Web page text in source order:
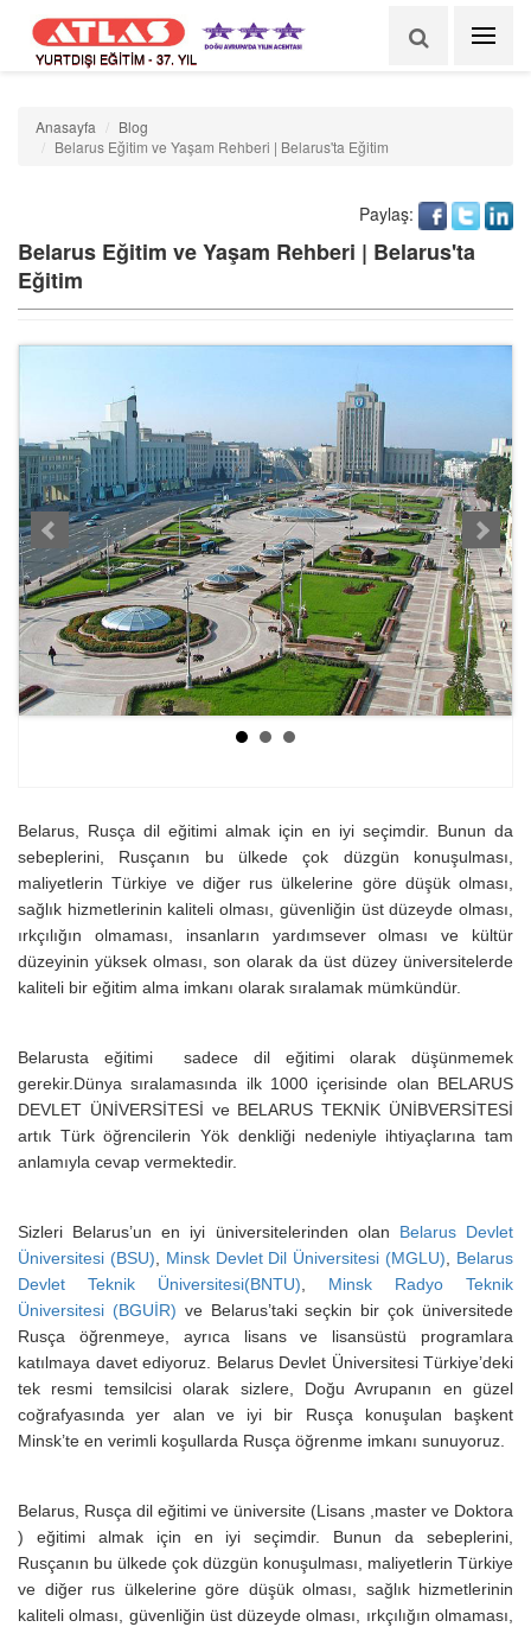
YURTDIŞI EĞİTİM - 37. YIL
Anasayfa
Blog
Belarus Eğitim ve Yaşam Rehberi | Belarus'ta Eğitim
Belarus Eğitim ve Yaşam Rehberi | Belarus'ta
Eğitim
Paylaş:
Belarus, Rusça dil eğitimi almak için en iyi seçimdir. Bunun da
sebeplerini, Rusçanın bu ülkede çok düzgün konuşulması,
maliyetlerin Türkiye ve diğer rus ülkelerine göre düşük olması,
sağlık hizmetlerinin kaliteli olması, güvenliğin üst düzeyde olması,
ırkçılığın olmaması, insanların yardımsever olması ve kültür
düzeyinin yüksek olması, son olarak da üst düzey üniversitelerde
kaliteli bir eğitim alma imkanı olarak sıralamak mümkündür.
Belarusta eğitimi sadece dil eğitimi olarak düşünmemek
gerekir.Dünya sıralamasında ilk 1000 içerisinde olan BELARUS
DEVLET ÜNİVERSİTESİ ve BELARUS TEKNİK ÜNİBVERSİTESİ
artık Türk öğrencilerin Yök denkliği nedeniyle ihtiyaçlarına tam
anlamıyla cevap vermektedir.
Sizleri Belarus’un en iyi üniversitelerinden olan Belarus Devlet
Üniversitesi (BSU)
Minsk Devlet Dil Üniversitesi (MGLU)
Belarus
Devlet Teknik Üniversitesi(BNTU)
Minsk Radyo Teknik
Üniversitesi (BGUİR) ve Belarus’taki seçkin bir çok üniversitede
Rusça öğrenmeye, ayrıca lisans ve lisansüstü programlara
katılmaya davet ediyoruz. Belarus Devlet Üniversitesi Türkiye’deki
tek resmi temsilcisi olarak sizlere, Doğu Avrupanın en güzel
coğrafyasında yer alan ve iyi bir Rusça konuşulan başkent
Minsk’te en verimli koşullarda Rusça öğrenme imkanı sunuyoruz.
Belarus, Rusça dil eğitimi ve üniversite (Lisans ,master ve Doktora
) eğitimi almak için en iyi seçimdir. Bunun da sebeplerini,
Rusçanın bu ülkede çok düzgün konuşulması, maliyetlerin Türkiye
ve diğer rus ülkelerine göre düşük olması, sağlık hizmetlerinin
kaliteli olması, güvenliğin üst düzeyde olması, ırkçılığın olmaması,